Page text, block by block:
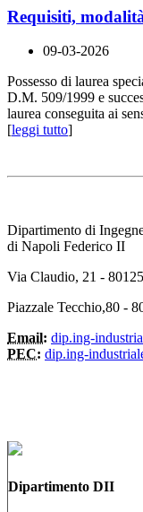
Requisiti,
09-03-2026
Possesso di laurea
D.M. 509/1999 e
laurea conseguita ai
[leggi tutto]
Dipartimento di
di Napoli Federico II
Via Claudio, 21 -
Piazzale Tecchio,80 -
Email: dip.ing-
PEC: dip.ing-
Dipartimento DII